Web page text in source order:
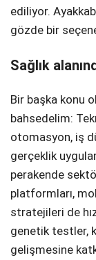
ediliyor.
gözde bir
Sağlık
Bir başka konu
bahsedelim:
otomasyon, iş
gerçeklik
perakende
platformları,
stratejileri de
genetik testler,
gelişmesine